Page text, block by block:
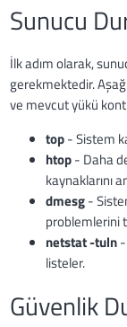
Sunucu
İlk adım olarak,
gerekmektedir.
ve mevcut yükü
top- Sistem
htop- Daha
kaynaklarını
dmesg-
problemlerini
netstat -tuln
listeler.
Güvenlik